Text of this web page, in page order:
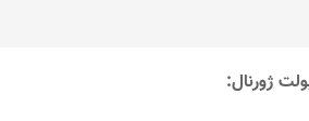
ژورنال: